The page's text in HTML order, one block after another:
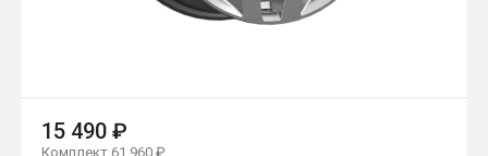
15 490 ₽
Комплект 61 960 ₽